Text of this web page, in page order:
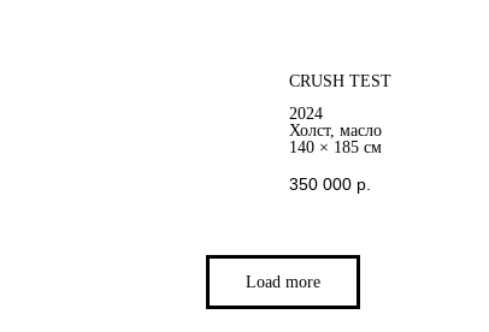
CRUSH TEST
2024
Холст, масло
140 × 185 см
350 000 р.
Load more